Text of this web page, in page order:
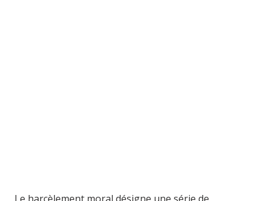
Le harcèlement moral désigne une série de